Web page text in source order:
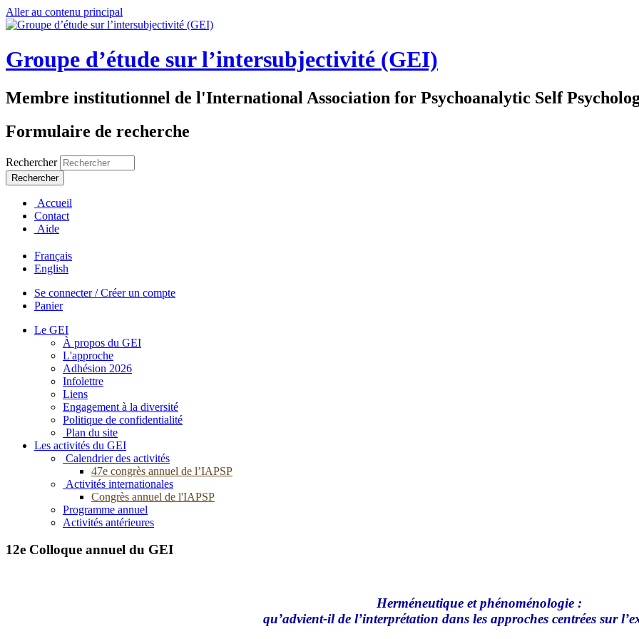
Aller au contenu principal
Groupe d’étude sur l’intersubjectivité (GEI)
Membre institutionnel de l'International Association for Psychoanalytic Self
Formulaire de recherche
Rechercher
Accueil
Contact
Aide
Français
English
Se connecter / Créer un compte
Panier
Le GEI
À propos du GEI
L'approche
Adhésion 2026
Infolettre
Liens
Engagement à la diversité
Politique de confidentialité
Plan du site
Les activités du GEI
Calendrier des activités
47e congrès annuel de l’IAPSP
Activités internationales
Congrès annuel de l'IAPSP
Programme annuel
Activités antérieures
12e Colloque annuel du GEI
Herméneutique et phénoménologie :
qu’advient-il de l’interprétation dans les approches centrées sur